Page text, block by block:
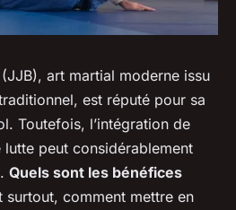
(JJB), art martial moderne issu
est réputé pour sa
Toutefois, l’intégration de
peut considérablement
Quels sont les bénéfices
surtout, comment mettre en